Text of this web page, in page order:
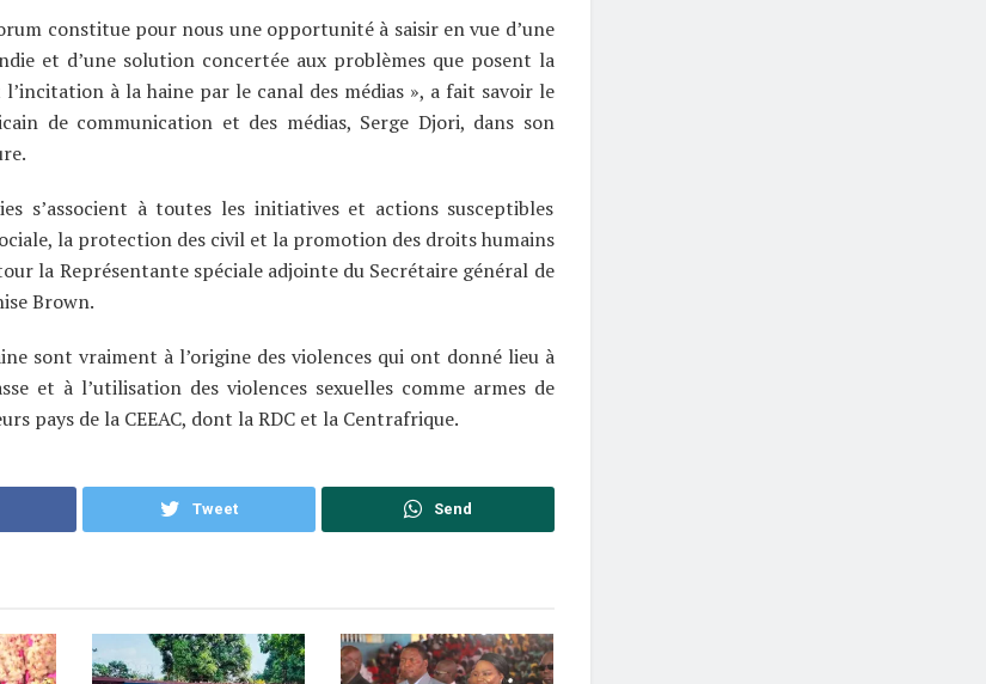
constitue pour nous une opportunité à saisir en vue d’une
et d’une solution concertée aux problèmes que posent la
à la haine par le canal des médias », a fait savoir le
de communication et des médias, Serge Djori, dans son
s’associent à toutes les initiatives et actions susceptibles
la protection des civil et la promotion des droits humains
la Représentante spéciale adjointe du Secrétaire général de
Brown.
sont vraiment à l’origine des violences qui ont donné lieu à
et à l’utilisation des violences sexuelles comme armes de
pays de la CEEAC, dont la RDC et la Centrafrique.
Tweet Send